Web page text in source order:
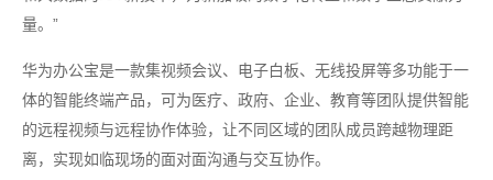
量。”
华为办公宝是一款集视频会议、电子白板、无线投屏等多功能于一
体的智能终端产品，可为医疗、政府、企业、教育等团队提供智能
的远程视频与远程协作体验，让不同区域的团队成员跨越物理距
离，实现如临现场的面对面沟通与交互协作。